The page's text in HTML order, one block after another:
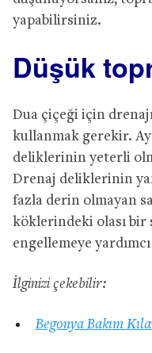
yapabilirsiniz.
Düşük
Dua çiçeği için
kullanmak gerekir.
deliklerinin yeterli
Drenaj deliklerinin
fazla derin olmayan
köklerindeki olası bir
engellemeye
İlginizi çekebilir:
Begonya Bakım